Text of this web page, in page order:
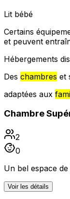
Lit bébé
Certains
et peuvent
Hébergements
Des chambres et
adaptées aux
Chambre
2
0
Un bel espace de
Voir les détails